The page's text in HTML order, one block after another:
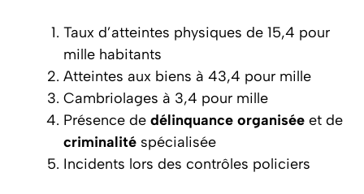
Taux d’atteintes physiques de 15,4 pour
mille habitants
Atteintes aux biens à 43,4 pour mille
Cambriolages à 3,4 pour mille
Présence de délinquance organisée et de
criminalité spécialisée
Incidents lors des contrôles policiers